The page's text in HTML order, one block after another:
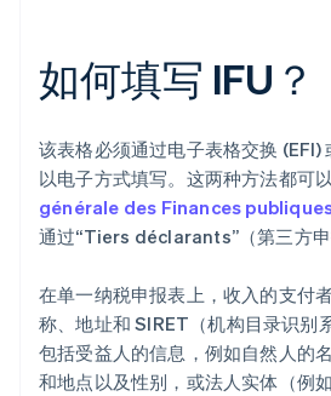
如何填写 IFU？
该表格必须通过电子表格交换 (EFI)
以电子方式填写。这两种方法都可
générale des Finances
通过“Tiers déclarants”（第三方申
在单一纳税申报表上，收入的支付
称、地址和 SIRET（机构目录识别
包括受益人的信息，例如自然人的
和地点以及性别，或法人实体（例
阿联酋
English
English
爱沙尼亚
English
奥地利